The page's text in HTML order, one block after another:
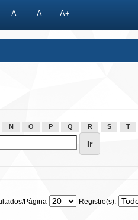
A- A A+
N O P Q R S T
Página Registro(s):